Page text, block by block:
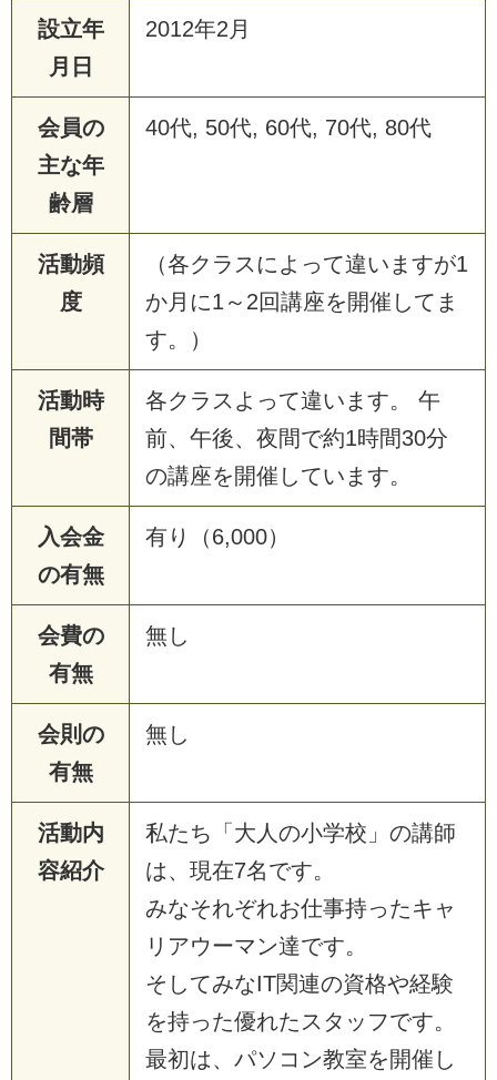
設立年
月日
2012年2月
会員の
主な年
齢層
40代, 50代, 60代, 70代, 80代
活動頻
度
（各クラスによって違いますが1
か月に1～2回講座を開催してま
す。）
活動時
間帯
各クラスよって違います。 午
前、午後、夜間で約1時間30分
の講座を開催しています。
入会金
の有無
有り（6,000）
会費の
有無
無し
会則の
有無
無し
活動内
容紹介
私たち「大人の小学校」の講師
は、現在7名です。
みなそれぞれお仕事持ったキャ
リアウーマン達です。
そしてみなIT関連の資格や経験
を持った優れたスタッフです。
最初は、パソコン教室を開催し